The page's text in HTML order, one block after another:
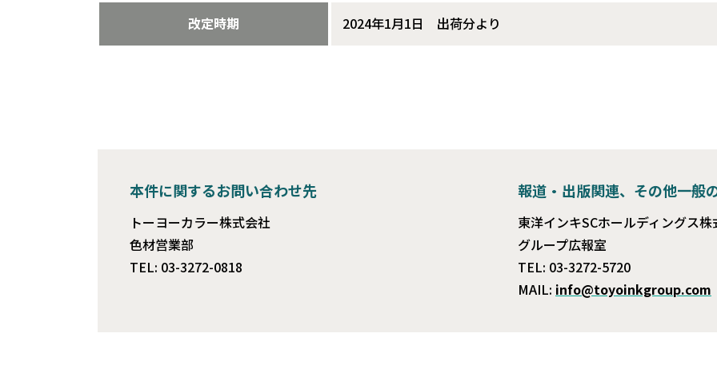
改定時期 2024年1月1日 出荷分より
本件に関するお問い合わせ先
トーヨーカラー株式会社
色材営業部
TEL: 03-3272-0818
報道・出版関連、その他一般
東洋インキSCホールディングス株
グループ広報室
TEL: 03-3272-5720
MAIL: info@toyoinkgroup.com